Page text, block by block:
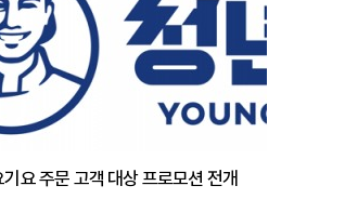
요 주문 고객 대상 프로모션 전개